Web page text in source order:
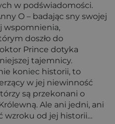
w podświadomości.
O – badając sny swojej
wspomnienia,
doszło do
Prince dotyka
tajemnicy.
koniec historii, to
w jej niewinność
są przekonani o
Ale ani jedni, ani
wzroku od jej historii…